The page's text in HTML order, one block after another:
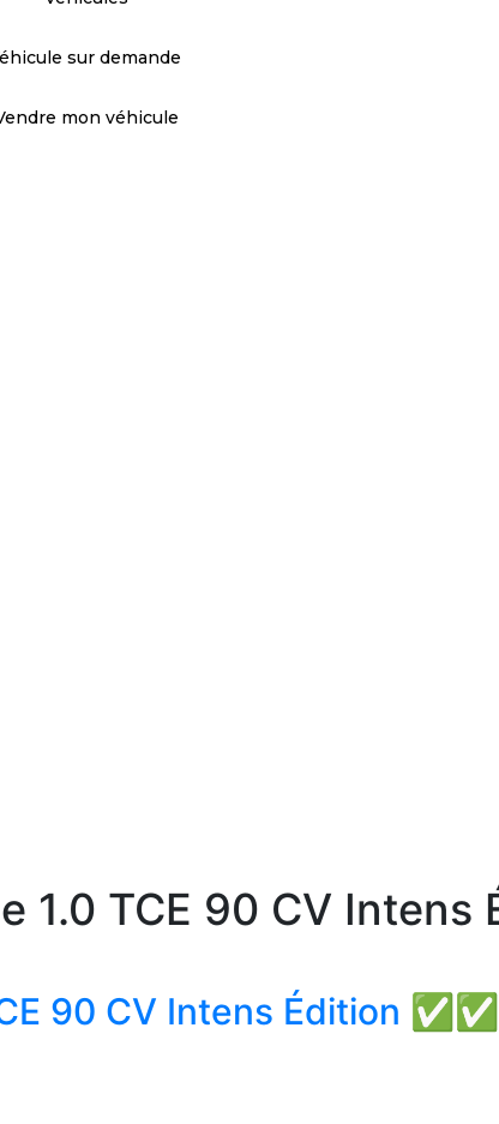
sur demande
mon véhicule
1.0 TCE 90 CV
90 CV Intens Édition ✅✅